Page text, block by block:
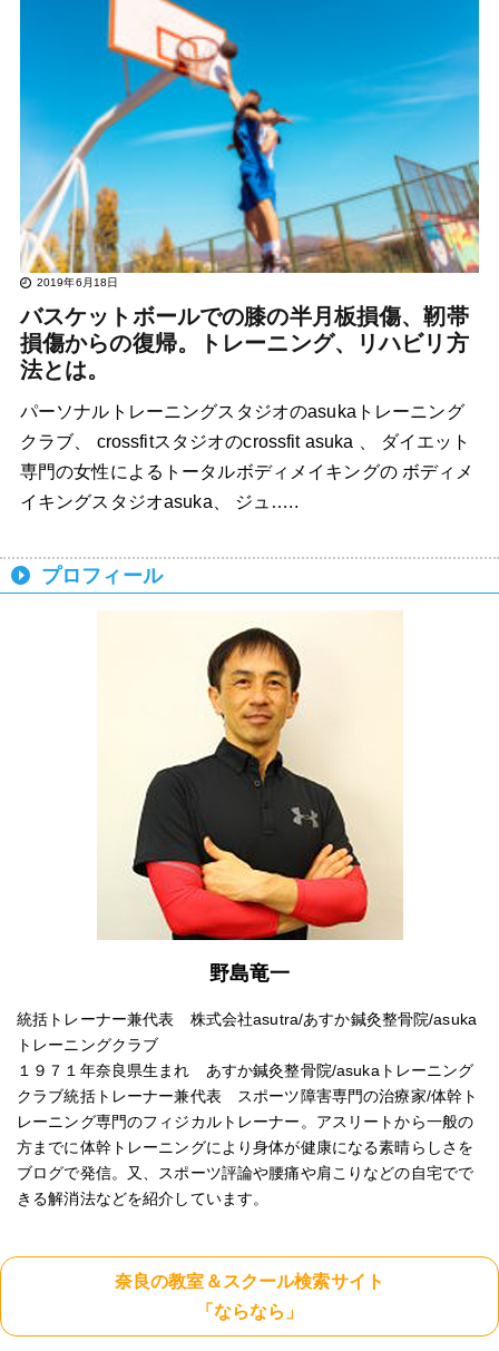
2019年6月18日
バスケットボールでの膝の半月板損傷、靭帯
損傷からの復帰。トレーニング、リハビリ方
法とは。
パーソナルトレーニングスタジオのasukaトレーニング
クラブ、 crossfitスタジオのcrossfit asuka 、 ダイエット
専門の女性によるトータルボディメイキングの ボディメ
イキングスタジオasuka、 ジュ…..
プロフィール
野島竜一
統括トレーナー兼代表 株式会社asutra/あすか鍼灸整骨院/asuka
トレーニングクラブ
１９７１年奈良県生まれ あすか鍼灸整骨院/asukaトレーニング
クラブ統括トレーナー兼代表 スポーツ障害専門の治療家/体幹ト
レーニング専門のフィジカルトレーナー。アスリートから一般の
方までに体幹トレーニングにより身体が健康になる素晴らしさを
ブログで発信。又、スポーツ評論や腰痛や肩こりなどの自宅でで
きる解消法などを紹介しています。
奈良の教室＆スクール検索サイト
「ならなら」